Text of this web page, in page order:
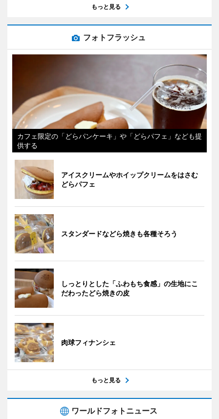
もっと見る
フォトフラッシュ
カフェ限定の「どらパンケーキ」や「どらパフェ」なども提
供する
アイスクリームやホイップクリームをはさむ
どらパフェ
スタンダードなどら焼きも各種そろう
しっとりとした「ふわもち食感」の生地にこ
だわったどら焼きの皮
肉球フィナンシェ
もっと見る
ワールドフォトニュース